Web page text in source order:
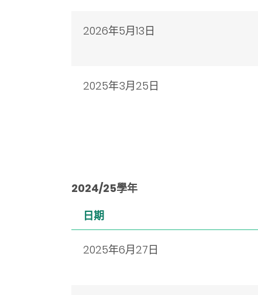
2026年5月13日
2025年3月25日
2024/25學年
日期
2025年6月27日